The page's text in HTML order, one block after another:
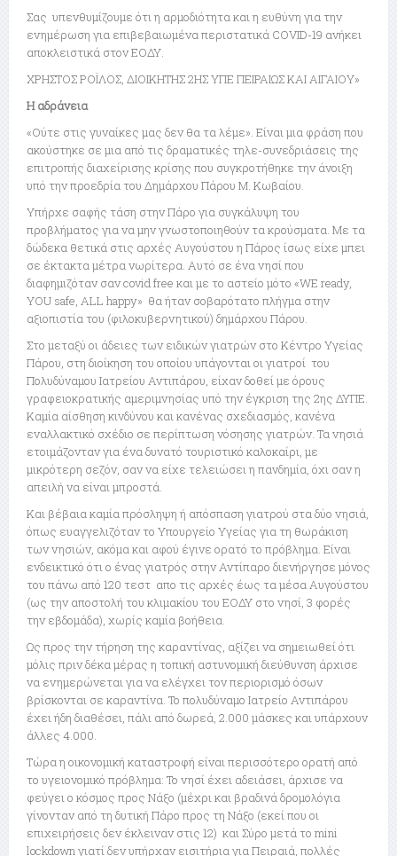
Σας υπενθυμίζουμε ότι η αρμοδιότητα και η ευθύνη για την
ενημέρωση για επιβεβαιωμένα περιστατικά COVID-19 ανήκει
αποκλειστικά στον ΕΟΔΥ.
ΧΡΗΣΤΟΣ ΡΟΪΛΟΣ, ΔΙΟΙΚΗΤΗΣ 2ΗΣ ΥΠΕ ΠΕΙΡΑΙΩΣ ΚΑΙ ΑΙΓΑΙΟΥ»
Η αδράνεια
«Ούτε στις γυναίκες μας δεν θα τα λέμε». Είναι μια φράση που
ακούστηκε σε μια από τις δραματικές τηλε-συνεδριάσεις της
επιτροπής διαχείρισης κρίσης που συγκροτήθηκε την άνοιξη
υπό την προεδρία του Δημάρχου Πάρου Μ. Κωβαίου.
Υπήρχε σαφής τάση στην Πάρο για συγκάλυψη του
προβλήματος για να μην γνωστοποιηθούν τα κρούσματα. Με τα
δώδεκα θετικά στις αρχές Αυγούστου η Πάρος ίσως είχε μπει
σε έκτακτα μέτρα νωρίτερα. Αυτό σε ένα νησί που
διαφημιζόταν σαν covid free και με το αστείο μότο «WE ready,
YOU safe, ALL happy» θα ήταν σοβαρότατο πλήγμα στην
αξιοπιστία του (φιλοκυβερνητικού) δημάρχου Πάρου.
Στο μεταξύ οι άδειες των ειδικών γιατρών στο Κέντρο Υγείας
Πάρου, στη διοίκηση του οποίου υπάγονται οι γιατροί του
Πολυδύναμου Ιατρείου Αντιπάρου, είχαν δοθεί με όρους
γραφειοκρατικής αμεριμνησίας υπό την έγκριση της 2ης ΔΥΠΕ.
Καμία αίσθηση κινδύνου και κανένας σχεδιασμός, κανένα
εναλλακτικό σχέδιο σε περίπτωση νόσησης γιατρών. Τα νησιά
ετοιμάζονταν για ένα δυνατό τουριστικό καλοκαίρι, με
μικρότερη σεζόν, σαν να είχε τελειώσει η πανδημία, όχι σαν η
απειλή να είναι μπροστά.
Και βέβαια καμία πρόσληψη ή απόσπαση γιατρού στα δύο νησιά,
όπως ευαγγελιζόταν το Υπουργείο Υγείας για τη θωράκιση
των νησιών, ακόμα και αφού έγινε ορατό το πρόβλημα. Είναι
ενδεικτικό ότι ο ένας γιατρός στην Αντίπαρο διενήργησε μόνος
του πάνω από 120 τεστ απο τις αρχές έως τα μέσα Αυγούστου
(ως την αποστολή του κλιμακίου του ΕΟΔΥ στο νησί, 3 φορές
την εβδομάδα), χωρίς καμία βοήθεια.
Ως προς την τήρηση της καραντίνας, αξίζει να σημειωθεί ότι
μόλις πριν δέκα μέρας η τοπική αστυνομική διεύθυνση άρχισε
να ενημερώνεται για να ελέγχει τον περιορισμό όσων
βρίσκονται σε καραντίνα. Το πολυδύναμο Ιατρείο Αντιπάρου
έχει ήδη διαθέσει, πάλι από δωρεά, 2.000 μάσκες και υπάρχουν
άλλες 4.000.
Τώρα η οικονομική καταστροφή είναι περισσότερο ορατή από
το υγειονομικό πρόβλημα: Το νησί έχει αδειάσει, άρχισε να
φεύγει ο κόσμος προς Νάξο (μέχρι και βραδινά δρομολόγια
γίνονταν από τη δυτική Πάρο προς τη Νάξο (εκεί που οι
επιχειρήσεις δεν έκλειναν στις 12) και Σύρο μετά το mini
lockdown γιατί δεν υπήρχαν εισιτήρια για Πειραιά, πολλές